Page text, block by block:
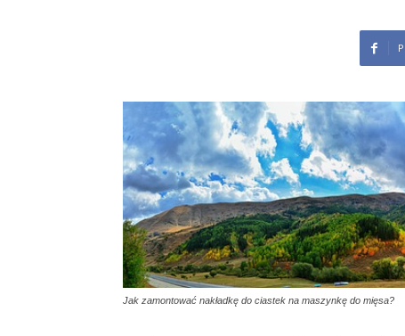
Jak zamontować nakładkę do ciastek na maszynkę do mięsa?